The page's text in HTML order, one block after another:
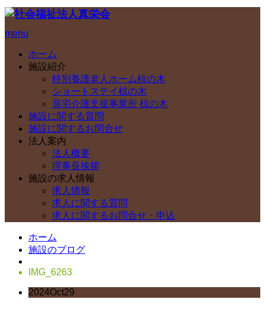
menu
ホーム
施設紹介
特別養護老人ホーム椋の木
ショートステイ椋の木
居宅介護支援事業所 椋の木
施設に関する質問
施設に関するお問合せ
法人案内
法人概要
理事長挨拶
施設の求人情報
求人情報
求人に関する質問
求人に関するお問合せ・申込
ホーム
施設のブログ
IMG_6263
2024Oct29